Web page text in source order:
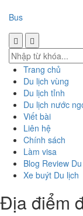
Bus
Trang chủ
Du lịch vùng
Du lịch tỉnh
Du lịch nước
Viết bài
Liên hệ
Chính sách
Làm visa
Blog Review
Xe buýt Du lịch
Địa điểm